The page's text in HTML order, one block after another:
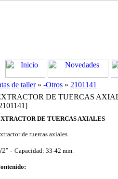
de taller» -Otros » 2101141
DE TUERCAS
DE TUERCAS AXIALES
de tuercas axiales.
2" - Capacidad: 33-42 mm.